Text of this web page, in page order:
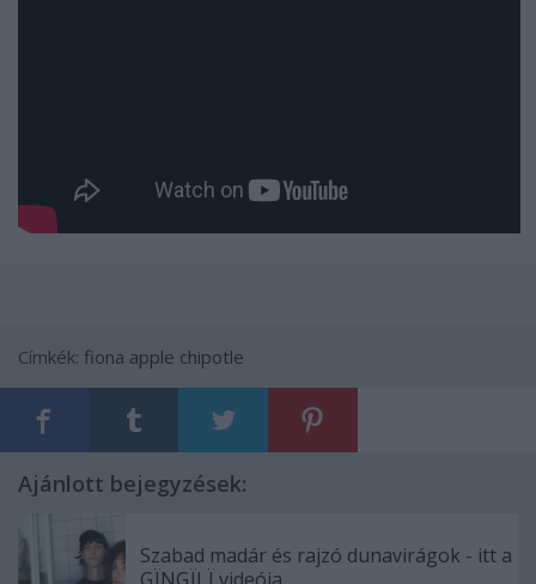
Címkék: fiona apple chipotle
Ajánlott bejegyzések:
Szabad madár és rajzó dunavirágok - itt a